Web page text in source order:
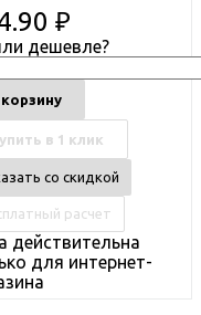
₽
дешевле?
в 1 клик
со скидкой
расчет
действительна
для интернет-